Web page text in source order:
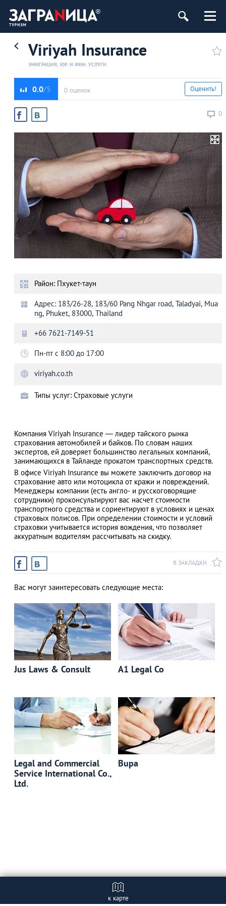
АЗАД
Viriyah Insurance
ЭМИГРАЦИЯ, ЮР. И ФИН. УСЛУГИ
0.0 0 оценок
0
Оценить!
Район: Пхукет-таун
Адрес: 183/26-28, 183/60 Pang Nhgar road, Taladyai, Mua
ng, Phuket, 83000, Thailand
+66 7621-7149-51
Пн-пт с 8:00 до 17:00
viriyah.co.th
Типы услуг: Страховые услуги
Компания Viriyah Insurance — лидер тайского рынка
страхования автомобилей и байков. По словам наших
экспертов, ей доверяет большинство легальных компаний,
занимающихся в Тайланде прокатом транспортных средств.
В офисе Viriyah Insurance вы можете заключить договор на
страхование авто или мотоцикла от кражи и повреждений.
Менеджеры компании (есть англо- и русскоговорящие
сотрудники) проконсультируют вас насчет стоимости
транспортного средства и сориентируют в условиях и ценах
страховых полисов. При определении стоимости и условий
страховки учитывается история вождения, что позволяет
аккуратным водителям рассчитывать на скидку.
В ЗАКЛАДКИ
Вас могут заинтересовать следующие места:
Jus Laws & Consult A1 Legal Co
Legal and Commercial
Service International Co.,
Ltd.
Bupa
к карте